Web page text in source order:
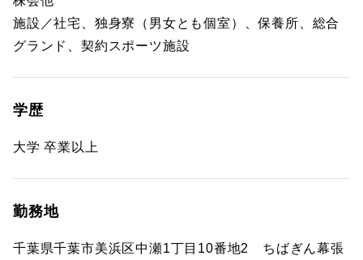
施設／社宅、独身寮（男女とも個室）、保養所、総合
グランド、契約スポーツ施設
学歴
大学 卒業以上
勤務地
千葉県千葉市美浜区中瀬1丁目10番地2 ちばぎん幕張